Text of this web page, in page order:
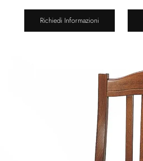
Richiedi Informazioni